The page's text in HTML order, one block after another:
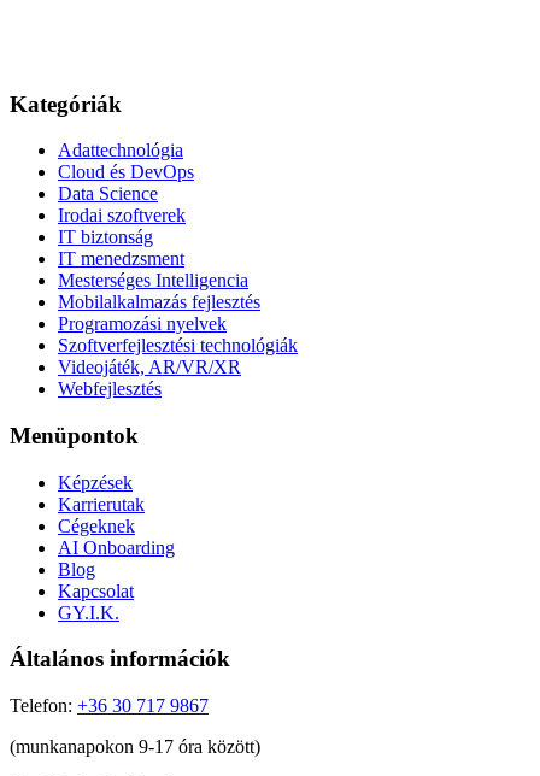
Kategóriák
Adattechnológia
Cloud és DevOps
Data Science
Irodai szoftverek
IT biztonság
IT menedzsment
Mesterséges Intelligencia
Mobilalkalmazás fejlesztés
Programozási nyelvek
Szoftverfejlesztési technológiák
Videojáték, AR/VR/XR
Webfejlesztés
Menüpontok
Képzések
Karrierutak
Cégeknek
AI Onboarding
Blog
Kapcsolat
GY.I.K.
Általános információk
Telefon: +36 30 717 9867
(munkanapokon 9-17 óra között)